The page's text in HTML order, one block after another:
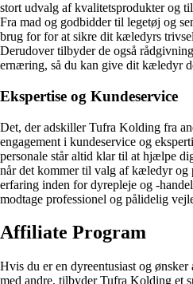
stort udvalg af kvalitetsprodukter og
Fra mad og godbidder til legetøj og
brug for for at sikre dit kæledyrs
Derudover tilbyder de også
ernæring, så du kan give dit kæledyr
Ekspertise og Kundeservice
Det, der adskiller Tufra Kolding fra
engagement i kundeservice og
personale står altid klar til at hjælpe
når det kommer til valg af kæledyr og
erfaring inden for dyrepleje og -
modtage professionel og pålidelig
Affiliate Program
Hvis du er en dyreentusiast og
med andre, tilbyder Tufra Kolding et